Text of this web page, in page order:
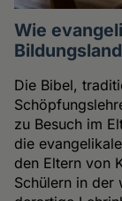
Wie
Die Bibel,
zu Besuch im
die
den Eltern von
Schülern in der